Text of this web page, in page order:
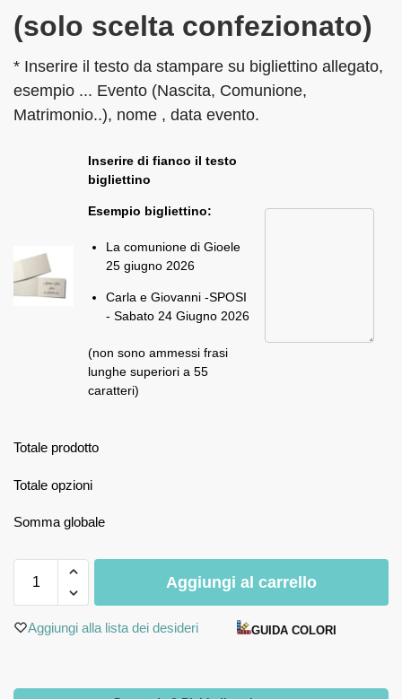
(solo scelta confezionato)
* Inserire il testo da stampare su bigliettino allegato,
esempio ... Evento (Nascita, Comunione,
Matrimonio..), nome , data evento.
Inserire di fianco il testo
bigliettino
Esempio bigliettino:
La comunione di Gioele
25 giugno 2026
Carla e Giovanni -SPOSI
- Sabato 24 Giugno 2026
(non sono ammessi frasi
lunghe superiori a 55
caratteri)
Totale prodotto
Totale opzioni
Somma globale
Aggiungi al carrello
Aggiungi alla lista dei desideri GUIDA COLORI